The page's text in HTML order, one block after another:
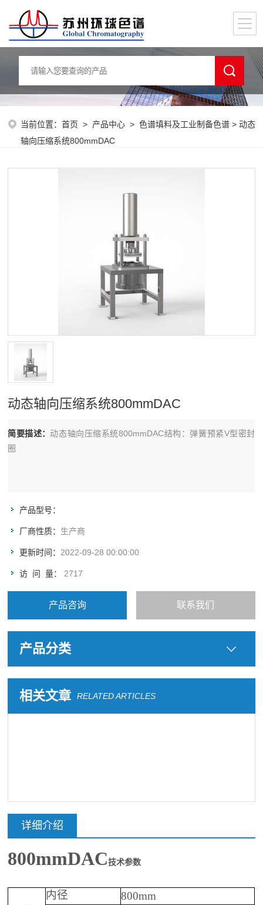
当前位置：首页 > 产品中心 >色谱填料及工业制备色谱 > 动态
轴向压缩系统800mmDAC
动态轴向压缩系统800mmDAC
简要描述：动态轴向压缩系统800mmDAC结构：弹簧预紧V型密封
圈
产品型号：
厂商性质： 生产商
更新时间： 2022-09-28 00:00:00
访 问 量： 2717
产品咨询 联系我们
产品分类
相关文章 RELATED ARTICLES
详细介绍
800mmDAC技术参数
内径
800mm